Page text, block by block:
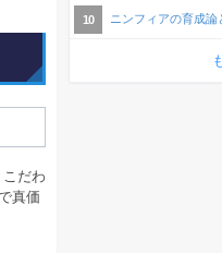
だわ
真価
ニンフィアの育成論